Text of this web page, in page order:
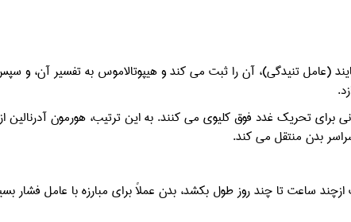
(عامل تنیدگی)، آن را ثبت می کند و هیپوتالاموس به تفسیر آن، و
برای تحریک غدد فوق کلیوی می کنند. به این ترتیب، هورمون
بدن منتقل می کند.
ساعت تا چند روز طول بکشد، بدن عملاً برای مبارزه با عامل فشار